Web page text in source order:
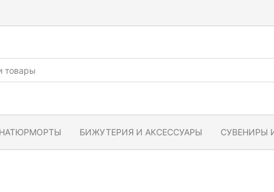
НАТЮРМОРТЫ БИЖУТЕРИЯ И АКСЕССУАРЫ СУВЕНИРЫ